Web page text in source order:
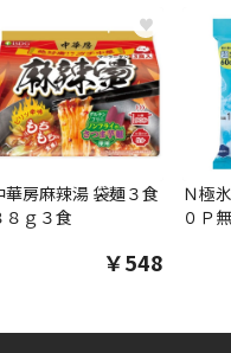
♥
華房麻辣湯 袋麺３食
８ｇ３食
￥548
Ｎ極
０Ｐ